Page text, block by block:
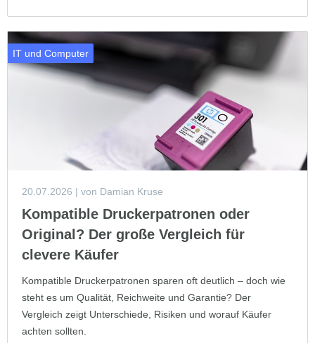
IT und Computer
20.07.2026 | von Damian Kruse
Kompatible Druckerpatronen oder
Original? Der große Vergleich für
clevere Käufer
Kompatible Druckerpatronen sparen oft deutlich – doch wie
steht es um Qualität, Reichweite und Garantie? Der
Vergleich zeigt Unterschiede, Risiken und worauf Käufer
achten sollten.